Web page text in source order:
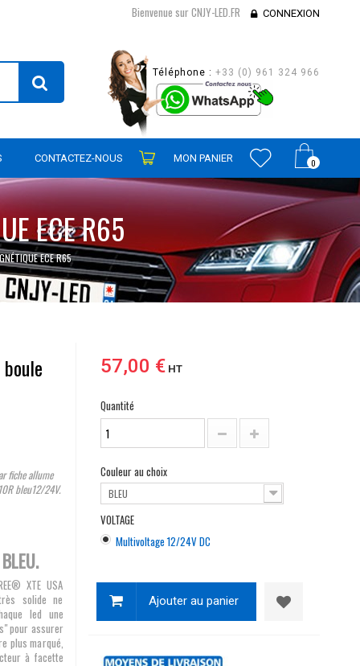
Bienvenue sur CNJY-LED.FR CONNEXION
Téléphone : +33 (0) 961 324 966
0
CONTACTEZ-NOUS MON PANIER
ECE R65
ECE R65
fiche allume
bleu12/24V.
XTE USA
solide ne
led une
pour assurer
plus marqué,
à facette
57,00 €HT
Quantité
Couleur au choix
BLEU
VOLTAGE
Multivoltage 12/24V DC
Ajouter au panier